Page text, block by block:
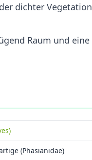
dichter Vegetation
Raum und eine
(Phasianidae)